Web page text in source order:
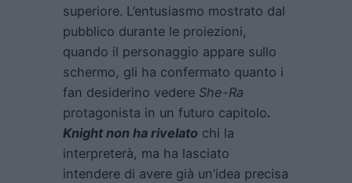
superiore. L’entusiasmo mostrato dal
pubblico durante le proiezioni,
quando il personaggio appare sullo
schermo, gli ha confermato quanto i
fan desiderino vedere She-Ra
protagonista in un futuro capitolo.
Knight non ha rivelato chi la
interpreterà, ma ha lasciato
intendere di avere già un’idea precisa